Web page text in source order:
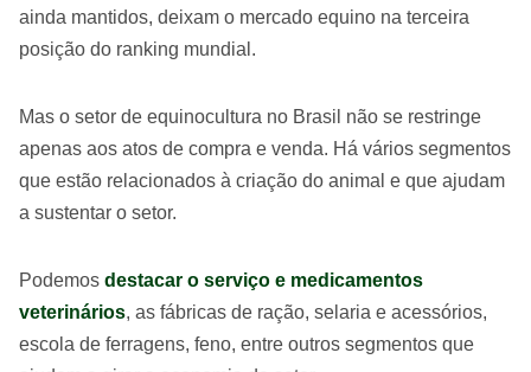
ainda mantidos, deixam o mercado equino na terceira
posição do ranking mundial.
Mas o setor de equinocultura no Brasil não se restringe
apenas aos atos de compra e venda. Há vários segmentos
que estão relacionados à criação do animal e que ajudam
a sustentar o setor.
Podemos destacar o serviço e medicamentos
veterinários, as fábricas de ração, selaria e acessórios,
escola de ferragens, feno, entre outros segmentos que